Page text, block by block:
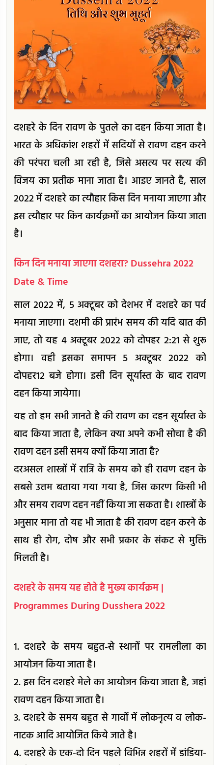
दशहरे के दिन रावण के पुतले का दहन किया जाता है।
भारत के अधिकांश शहरों में सदियों से रावण दहन करने
की परंपरा चली आ रही है, जिसे असत्य पर सत्य की
विजय का प्रतीक माना जाता है। आइए जानते है, साल
2022 में दशहरे का त्यौहार किस दिन मनाया जाएगा और
इस त्यौहार पर किन कार्यक्रमों का आयोजन किया जाता
है।
किन दिन मनाया जाएगा दशहरा? Dussehra 2022
Date & Time
साल 2022 में, 5 अक्टूबर को देशभर में दशहरे का पर्व
मनाया जाएगा। दशमी की प्रारंभ समय की यदि बात की
जाए, तो यह 4 अक्टूबर 2022 को दोपहर 2:21 से शुरू
होगा। वही इसका समापन 5 अक्टूबर 2022 को
दोपहर12 बजे होगा। इसी दिन सूर्यास्त के बाद रावण
दहन किया जायेगा।
यह तो हम सभी जानते है की रावण का दहन सूर्यास्त के
बाद किया जाता है, लेकिन क्या अपने कभी सोचा है की
रावण दहन इसी समय क्यों किया जाता है?
दरअसल शास्त्रों में रात्रि के समय को ही रावण दहन के
सबसे उत्तम बताया गया गया है, जिस कारण किसी भी
और समय रावण दहन नहीं किया जा सकता है। शास्त्रों के
अनुसार माना तो यह भी जाता है की रावण दहन करने के
साथ ही रोग, दोष और सभी प्रकार के संकट से मुक्ति
मिलती है।
दशहरे के समय यह होते है मुख्य कार्यक्रम |
Programmes During Dusshera 2022
1. दशहरे के समय बहुत-से स्थानों पर रामलीला का
आयोजन किया जाता है।
2. इस दिन दशहरे मेले का आयोजन किया जाता है, जहां
रावण दहन किया जाता है।
3. दशहरे के समय बहुत से गावों में लोकनृत्य व लोक-
नाटक आदि आयोजित किये जाते है।
4. दशहरे के एक-दो दिन पहले विभिन्न शहरों में डांडिया-